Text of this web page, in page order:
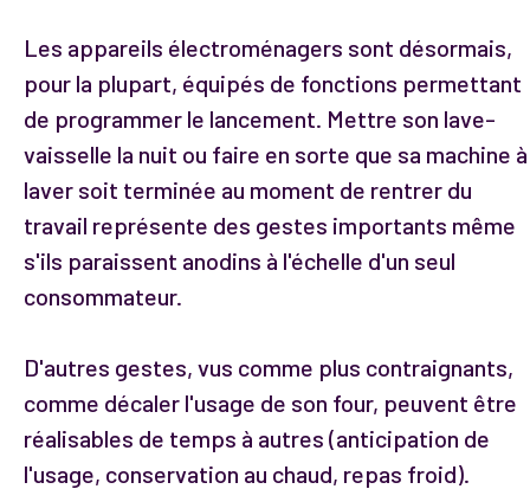
Les appareils électroménagers sont désormais,
pour la plupart, équipés de fonctions permettant
de programmer le lancement. Mettre son lave-
vaisselle la nuit ou faire en sorte que sa machine à
laver soit terminée au moment de rentrer du
travail représente des gestes importants même
s'ils paraissent anodins à l'échelle d'un seul
consommateur.
D'autres gestes, vus comme plus contraignants,
comme décaler l'usage de son four, peuvent être
réalisables de temps à autres (anticipation de
l'usage, conservation au chaud, repas froid).